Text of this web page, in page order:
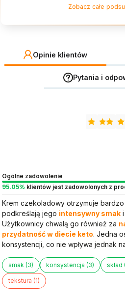
konsystencja może być nieco
Zobacz całe
Opinie klientów
Pytania i
Ogólne zadowolenie
95.05% klientów jest zadowolonych z
Krem czekoladowy otrzymuje
podkreślają jego intensywny smak i
Użytkownicy chwalą go również za
przydatność w diecie keto. Jedna
konsystencji, co nie wpływa jednak
smak (3) konsystencja (3) skład
tekstura (1)